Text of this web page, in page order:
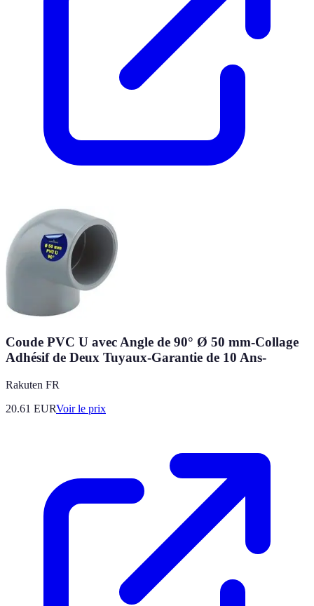
Coude PVC U avec Angle de 90° Ø 50 mm-Collage
Adhésif de Deux Tuyaux-Garantie de 10 Ans-
Rakuten FR
20.61 EURVoir le prix